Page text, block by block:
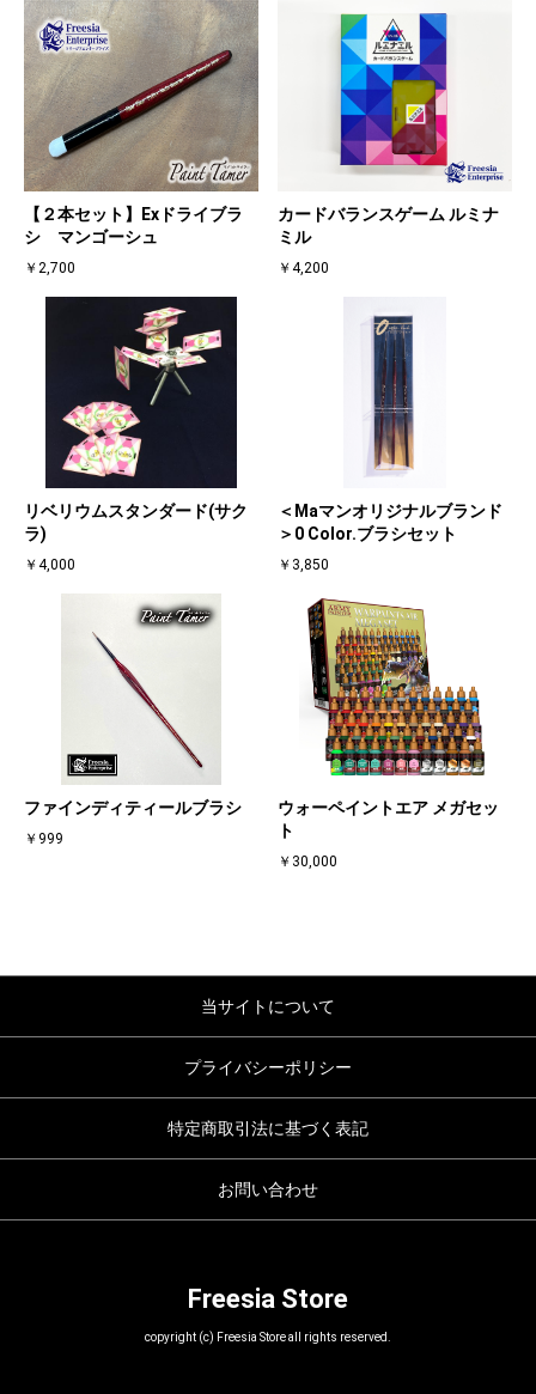
【２本セット】Exドライブラ
シ マンゴーシュ
￥2,700
カードバランスゲーム ルミナ
ミル
￥4,200
リベリウムスタンダード(サク
ラ)
￥4,000
＜Maマンオリジナルブランド
＞0 Color.ブラシセット
￥3,850
ファインディティールブラシ
￥999
ウォーペイントエア メガセッ
ト
￥30,000
当サイトについて
プライバシーポリシー
特定商取引法に基づく表記
お問い合わせ
Freesia Store
copyright (c) Freesia Store all rights reserved.